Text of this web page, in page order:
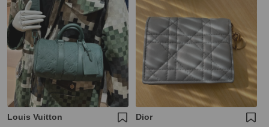
Louis Vuitton Dior